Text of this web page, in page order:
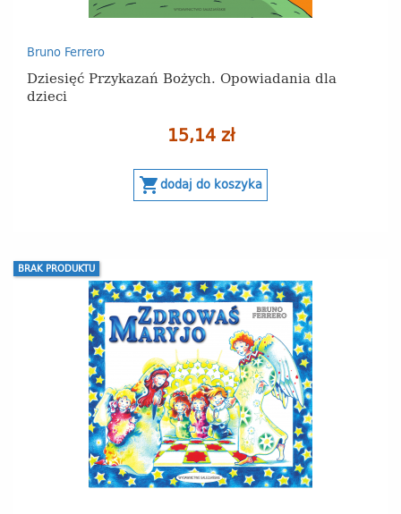
Bruno Ferrero
Dziesięć Przykazań Bożych. Opowiadania dla
dzieci
15,14 zł
shopping_cartdodaj do koszyka
BRAK PRODUKTU